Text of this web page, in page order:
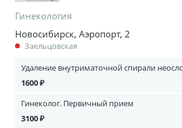
Гинекология
Новосибирск, Аэропорт, 2
Заельцовская
Удаление внутриматочной спирали
1600 ₽
Гинеколог. Первичный прием
3100 ₽